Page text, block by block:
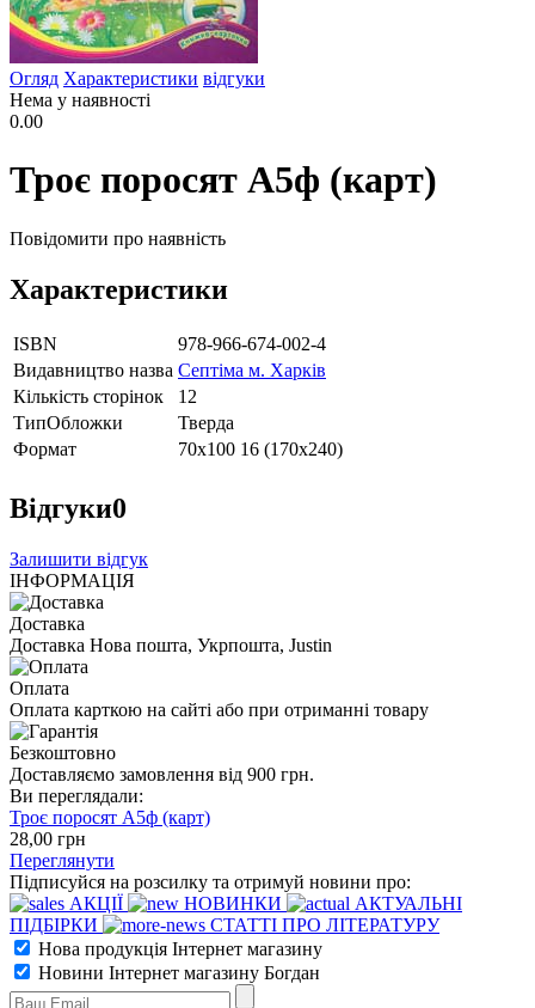
Огляд Характеристики відгуки
Нема у наявності
0.00
Троє поросят А5ф (карт)
Повідомити про наявність
Характеристики
ISBN
978-966-674-002-4
Видавництво назва Септіма м. Харків
Кількість сторінок
12
ТипОбложки
Тверда
Формат
70х100 16 (170х240)
Відгуки0
Залишити відгук
ІНФОРМАЦІЯ
Доставка
Доставка Нова пошта, Укрпошта, Justin
Оплата
Оплата карткою на сайті або при отриманні товару
Безкоштовно
Доставляємо замовлення від 900 грн.
Ви переглядали:
Троє поросят А5ф (карт)
28,00 грн
Переглянути
Підписуйся на розсилку та отримуй новини про:
АКЦІЇ
НОВИНКИ
АКТУАЛЬНІ
ПІДБІРКИ
СТАТТІ ПРО ЛІТЕРАТУРУ
Нова продукція Інтернет магазину
Новини Інтернет магазину Богдан